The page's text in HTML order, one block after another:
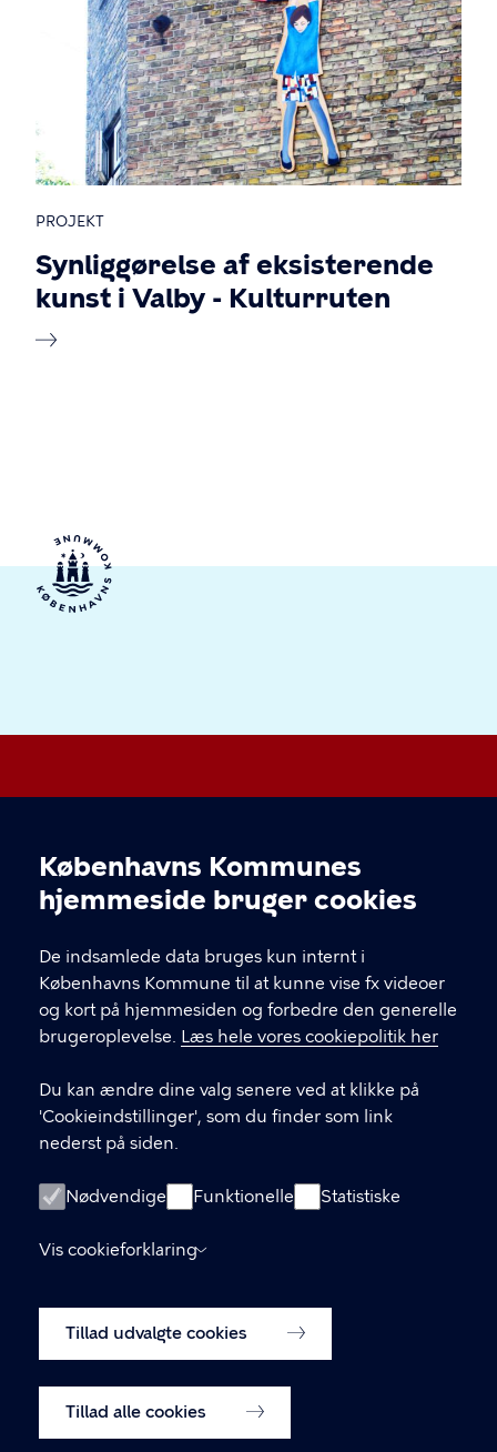
Cookieindstillinger
Københavns Kommunes
hjemmeside bruger cookies
De indsamlede data bruges kun internt i
Københavns Kommune til at kunne vise fx videoer
og kort på hjemmesiden og forbedre den generelle
brugeroplevelse. Læs hele vores cookiepolitik her
Du kan ændre dine valg senere ved at klikke på
'Cookieindstillinger', som du finder som link
nederst på siden.
Nødvendige Funktionelle Statistiske
Vis cookieforklaring
Tillad udvalgte cookies
Tillad alle cookies
PROJEKT
Synliggørelse af eksisterende
kunst i Valby - Kulturruten
KONTAKT
Valgårdsvej 4-8 2500 Valby
valbylokaludvalg@okf.kk.dk
LINKS
Kontakt os
Medlemmernes side
Instagram
Cookiepolitik
Cookieindstillinger